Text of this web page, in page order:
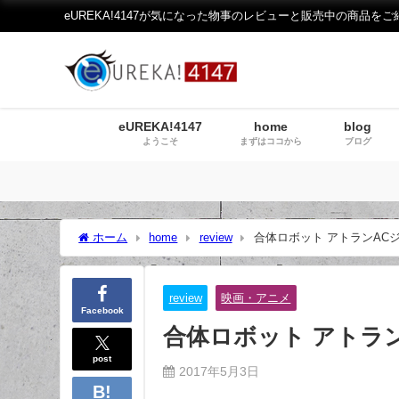
eUREKA!4147が気になった物事のレビューと販売中の商品をご
eUREKA!4147
ようこそ
home
まずはココから
blog
ブログ
ホーム home review 合体ロボット アトランAC
Facebook
post
review 映画・アニメ
合体ロボット アトラ
2017年5月3日